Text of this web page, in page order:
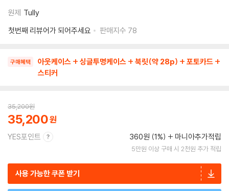
원제 Tully
첫번째 리뷰어가 되어주세요
판매지수 78
구매혜택
아웃케이스 + 싱글투명케이스 + 북릿(약 28p) + 포토카드 +
스티커
35,200원
35,200
YES포인트 360원 (1%) 마니아추가적립
5만원 이상 구매 시 2천원 추가 적립
사용 가능한 쿠폰 받기